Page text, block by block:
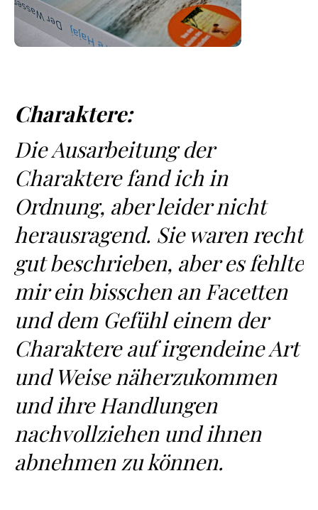
Charaktere:
Die Ausarbeitung der
Charaktere fand ich in
Ordnung, aber leider nicht
herausragend. Sie waren recht
gut beschrieben, aber es fehlte
mir ein bisschen an Facetten
und dem Gefühl einem der
Charaktere auf irgendeine Art
und Weise näherzukommen
und ihre Handlungen
nachvollziehen und ihnen
abnehmen zu können.